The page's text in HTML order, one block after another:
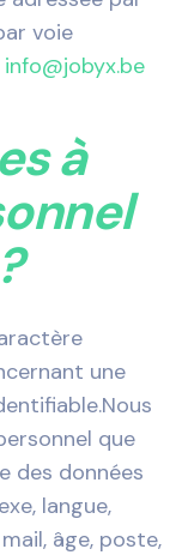
voie
info@jobyx.be
à
une
que
des données
langue,
âge, poste,